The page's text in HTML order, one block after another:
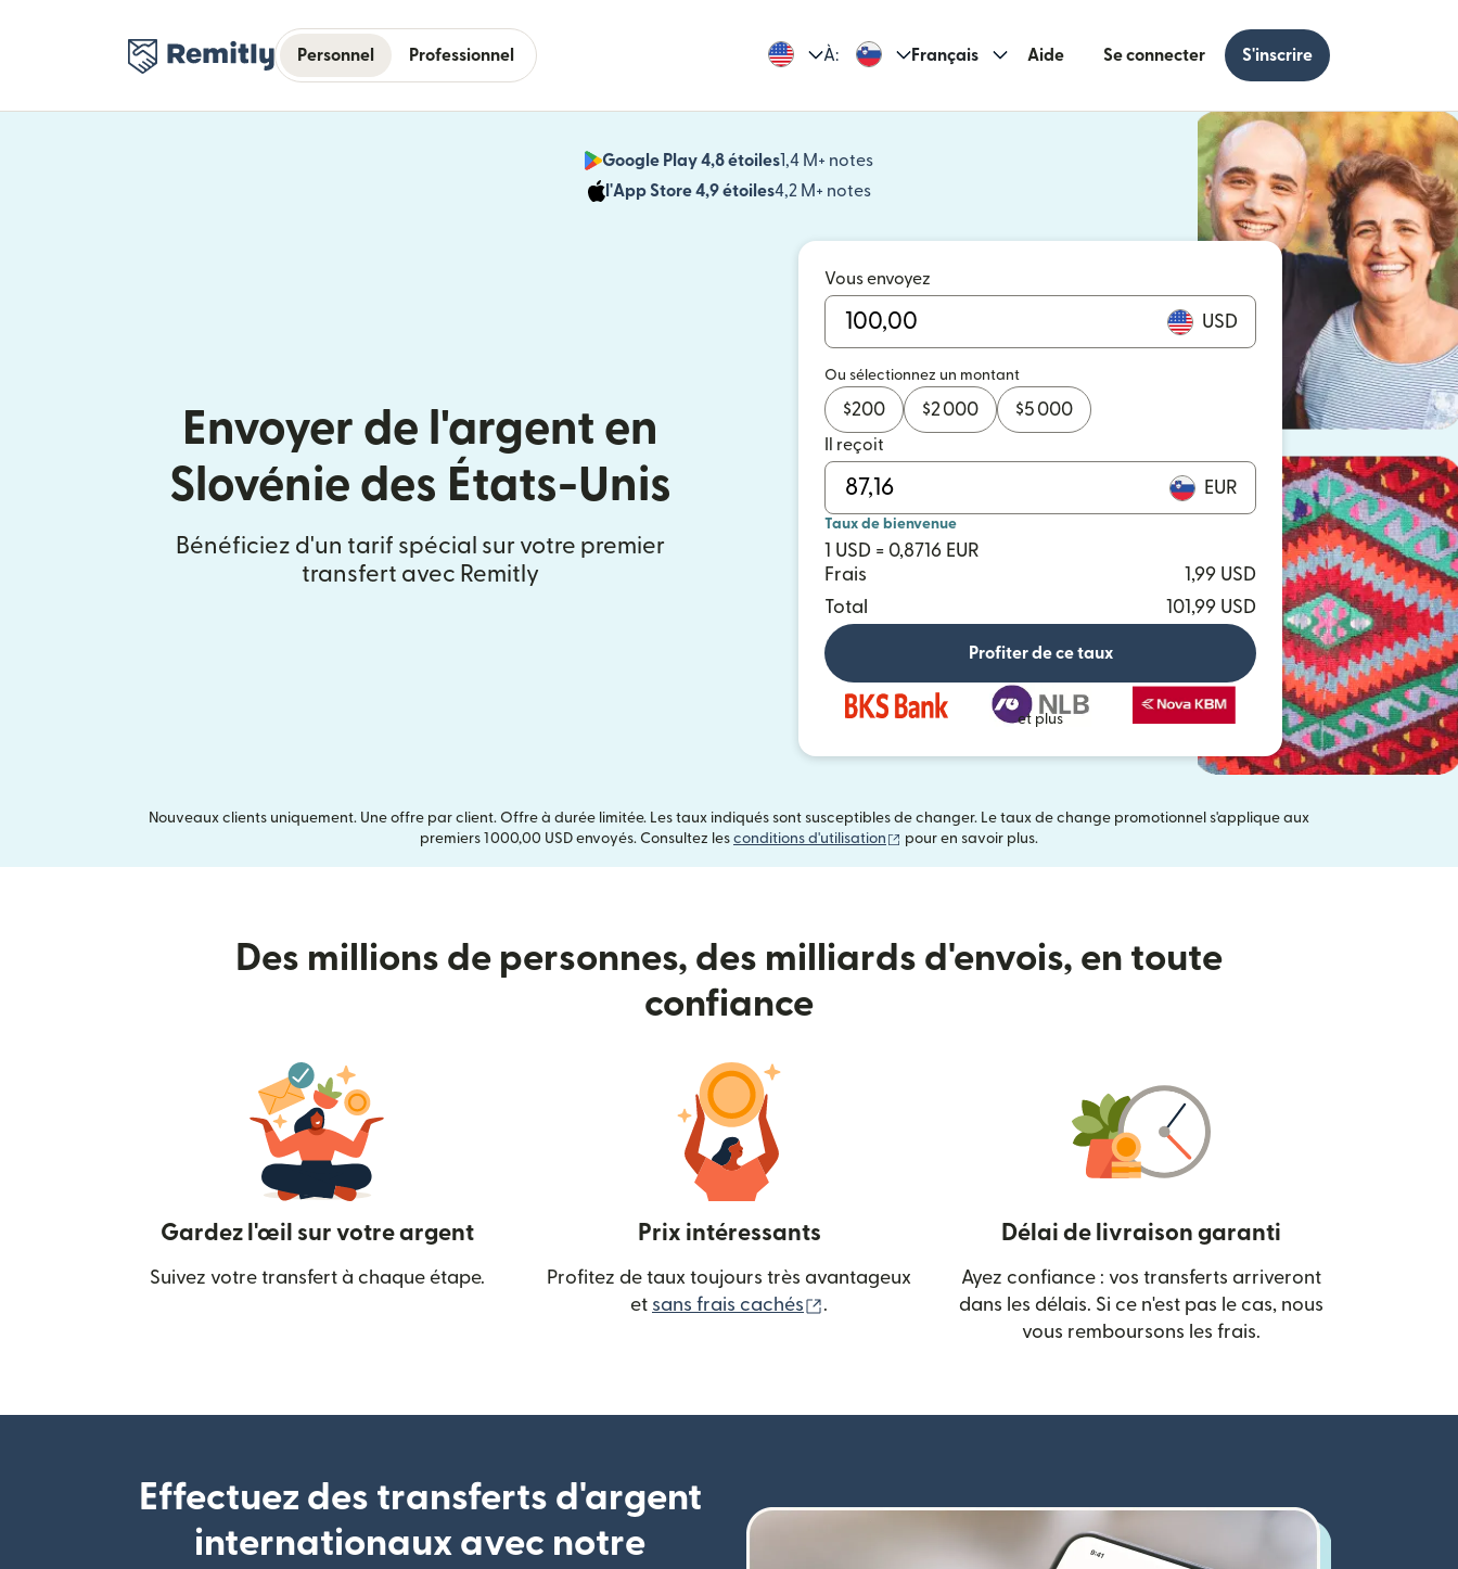
Personnel Professionnel À: Français Aide Se connecter S'inscrire
Google Play 4,8 étoiles1,4 M+ notes
l'App Store 4,9 étoiles4,2 M+ notes
(s'ouvre dans une nouvelle fenêtre)
Envoyer de l'argent en
Slovénie des États-Unis
Bénéficiez d'un tarif spécial sur votre premier
transfert avec Remitly
Vous envoyez
USD
Ou sélectionnez un montant
$200 $2 000 $5 000
Il reçoit
EUR
Taux de bienvenue
1 USD = 0,8716 EUR
Frais
1,99 USD
Total
101,99 USD
Profiter de ce taux
et plus
Nouveaux clients uniquement. Une offre par client. Offre à durée limitée. Les taux indiqués sont susceptibles de changer. Le taux de change promotionnel s'applique aux
premiers 1 000,00 USD envoyés. Consultez les conditions d'utilisation (s'ouvre dans une nouvelle fenêtre)
pour en savoir plus.
Des millions de personnes, des milliards d'envois, en toute
confiance
Gardez l'œil sur votre argent
Suivez votre transfert à chaque étape.
Prix intéressants
Profitez de taux toujours très avantageux
et sans frais cachés (s'ouvre dans une nouvelle fenêtre)
.
Délai de livraison garanti
Ayez confiance : vos transferts arriveront
dans les délais. Si ce n'est pas le cas, nous
vous remboursons les frais.
Effectuez des transferts d'argent
internationaux avec notre